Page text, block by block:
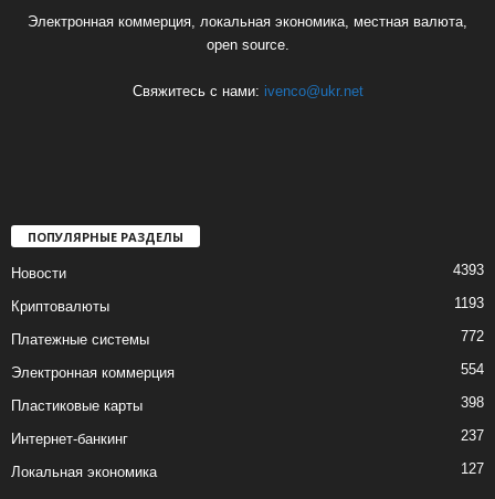
Электронная коммерция, локальная экономика, местная валюта,
open source.
Свяжитесь с нами: ivenco@ukr.net
ПОПУЛЯРНЫЕ РАЗДЕЛЫ
Новости 4393
Криптовалюты 1193
Платежные системы 772
Электронная коммерция 554
Пластиковые карты 398
Интернет-банкинг 237
Локальная экономика 127